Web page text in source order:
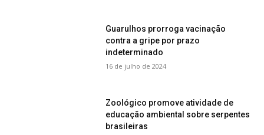
Guarulhos prorroga vacinação
contra a gripe por prazo
indeterminado
16 de julho de 2024
Zoológico promove atividade de
educação ambiental sobre serpentes
brasileiras